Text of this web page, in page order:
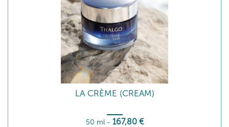
LA CRÈME (CREAM)
50 ml - 167,80 €